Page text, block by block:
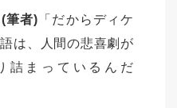
筆者) 「だからディケ
は、人間の悲喜劇が
詰まっているんだ